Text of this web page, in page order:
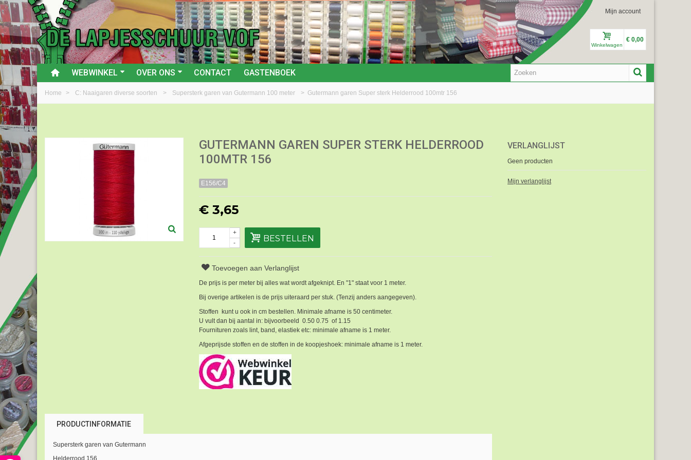
Mijn account
Winkelwagen
€ 0,00
WEBWINKEL OVER ONS CONTACT GASTENBOEK
Home > C: Naaigaren diverse soorten > Supersterk garen van Gutermann 100 meter > Gutermann garen Super sterk Helderrood 100mtr 156
GUTERMANN GAREN SUPER STERK HELDERROOD
100MTR 156
E156/C4
€ 3,65
-
+
BESTELLEN
Toevoegen aan Verlanglijst
De prijs is per meter bij alles wat wordt afgeknipt. En "1" staat voor 1 meter.
Bij overige artikelen is de prijs uiteraard per stuk. (Tenzij anders aangegeven).
Stoffen kunt u ook in cm bestellen. Minimale afname is 50 centimeter.
U vult dan bij aantal in: bijvoorbeeld 0.50 0.75 of 1.15
Fournituren zoals lint, band, elastiek etc: minimale afname is 1 meter.
Afgeprijsde stoffen en de stoffen in de koopjeshoek: minimale afname is 1 meter.
PRODUCTINFORMATIE
Supersterk garen van Gutermann
Helderrood 156
VERLANGLIJST
Geen producten
Mijn verlanglijst